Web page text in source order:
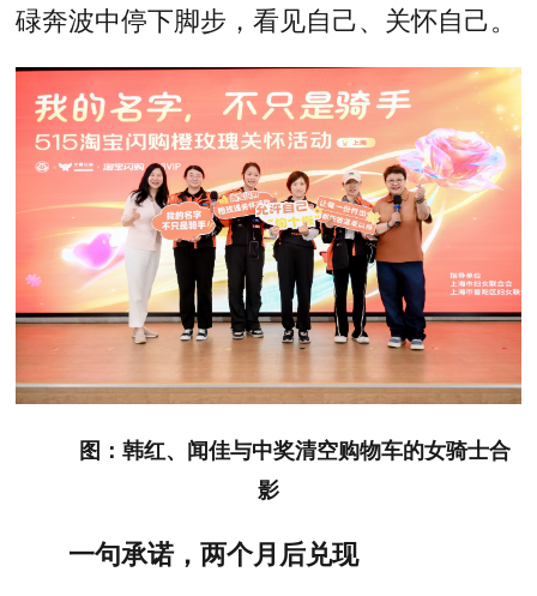
碌奔波中停下脚步，看见自己、关怀自己。
图：韩红、闻佳与中奖清空购物车的女骑士合
影
一句承诺，两个月后兑现